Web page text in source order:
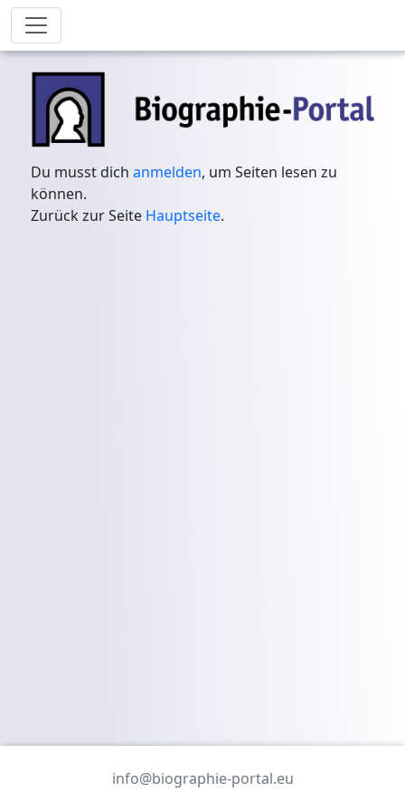
Du musst dichanmelden, um Seiten lesen zu
können.
Zurück zur Seite Hauptseite.
info@biographie-portal.eu